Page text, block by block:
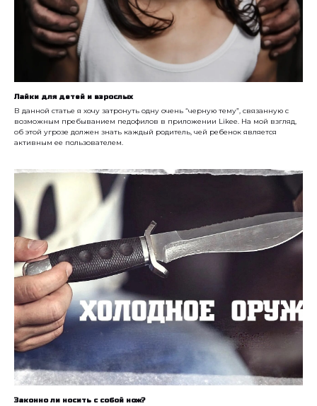
Лайки для детей и взрослых
В данной статье я хочу затронуть одну очень “черную тему”, связанную с
возможным пребыванием педофилов в приложении Likee. На мой взгляд,
об этой угрозе должен знать каждый родитель, чей ребенок является
активным ее пользователем.
Законно ли носить с собой нож?